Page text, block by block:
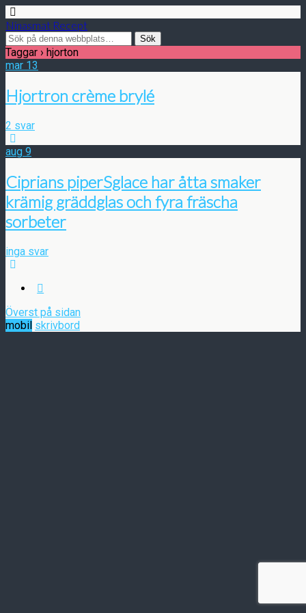
Ninasmat Recept
Taggar › hjorton
mar 13
Hjortron crème brylé
2 svar
aug 9
Ciprians piperSglace har åtta smaker
krämig gräddglas och fyra fräscha
sorbeter
inga svar
Överst på sidan
mobil skrivbord